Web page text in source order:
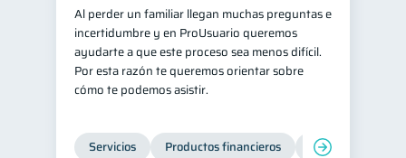
Retiro 1 Doble sueldo 1
Gasto responsable
información financiera 1
Al perder un familiar llegan muchas preguntas e
incertidumbre y en ProUsuario queremos
ayudarte a que este proceso sea menos difícil.
Por esta razón te queremos orientar sobre
cómo te podemos asistir.
Servicios Productos financieros Inclusión